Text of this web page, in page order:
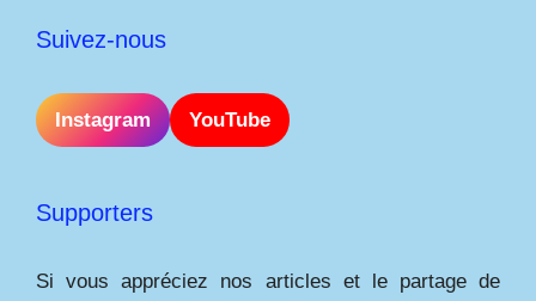
Suivez-nous
Instagram YouTube
Supporters
Si vous appréciez nos articles et le partage de